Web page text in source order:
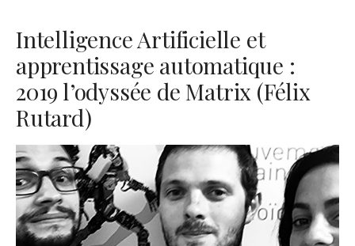
Intelligence Artificielle et
apprentissage automatique :
2019 l’odyssée de Matrix (Félix
Rutard)